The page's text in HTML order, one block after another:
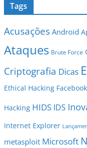
Tags
Acusações Android
Ataques Brute Force
Criptografia Dicas
Ethical Hacking Facebook
Hacking HIDS IDS
Internet Explorer
metasploit Microsoft